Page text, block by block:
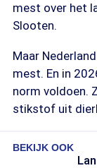
mest over het
Slooten.
Maar
mest. En in
norm voldoen.
stikstof uit
BEKIJK OOK